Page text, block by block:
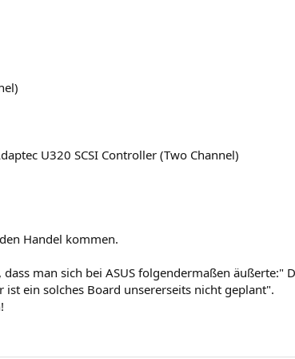
U320 SCSI Controller (Two Channel)
Handel kommen.
man sich bei ASUS folgendermaßen äußerte:"
ein solches Board unsererseits nicht geplant".